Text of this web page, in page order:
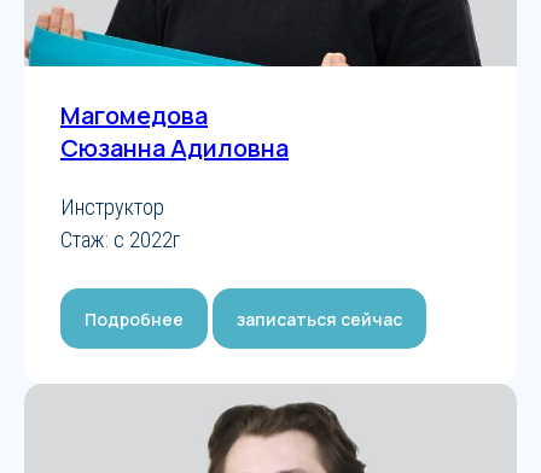
Магомедова
Сюзанна Адиловна
Инструктор
Стаж: с 2022г
Подробнее записаться сейчас